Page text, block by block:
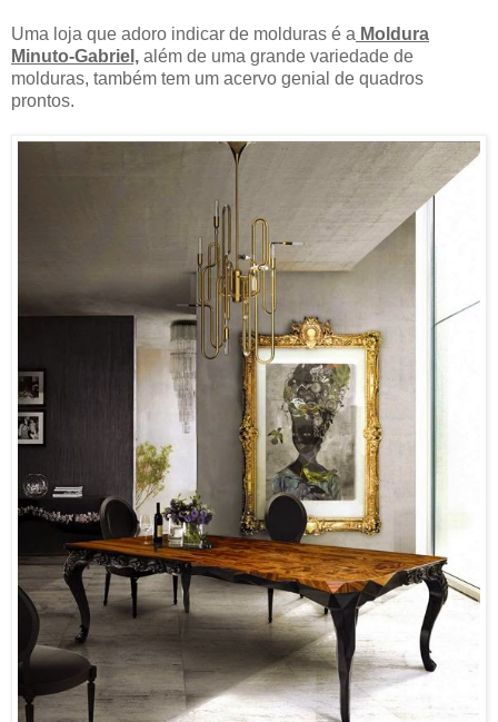
Uma loja que adoro indicar de molduras é a Moldura
Minuto-Gabriel, além de uma grande variedade de
molduras, também tem um acervo genial de quadros
prontos.